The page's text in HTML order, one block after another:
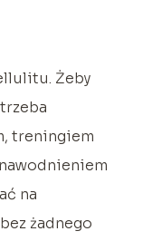
Żeby
treningiem
na
żadnego